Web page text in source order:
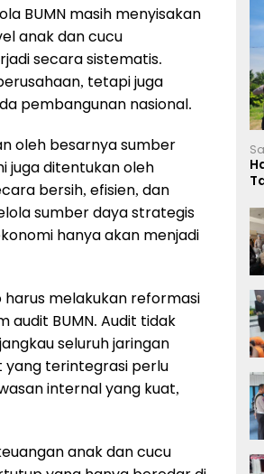
BUMN masih menyisakan
anak dan cucu
secara sistematis.
tetapi juga
pembangunan nasional.
oleh besarnya sumber
juga ditentukan oleh
bersih, efisien, dan
sumber daya strategis
hanya akan menjadi
harus melakukan reformasi
audit BUMN. Audit tidak
seluruh jaringan
yang terintegrasi perlu
internal yang kuat,
anak dan cucu